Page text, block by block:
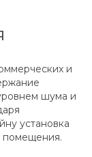
и
шума и
установка
помещения.